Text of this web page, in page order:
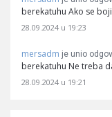
berekatuhu Ako se
28.09.2024 u 19:23
mersadm je unio
berekatuhu Ne treba
28.09.2024 u 19:21